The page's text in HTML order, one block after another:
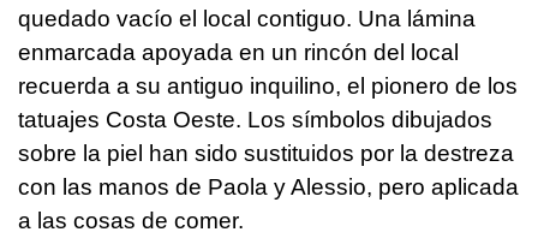
quedado vacío el local contiguo. Una lámina
enmarcada apoyada en un rincón del local
recuerda a su antiguo inquilino, el pionero de los
tatuajes Costa Oeste. Los símbolos dibujados
sobre la piel han sido sustituidos por la destreza
con las manos de Paola y Alessio, pero aplicada
a las cosas de comer.